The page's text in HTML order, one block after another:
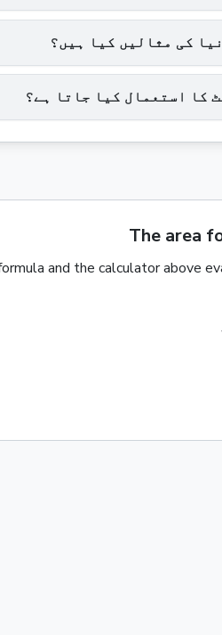
کی مثالیں کیا ہیں؟
کا استعمال کیا جاتا ہے؟
The area
and the calculator above